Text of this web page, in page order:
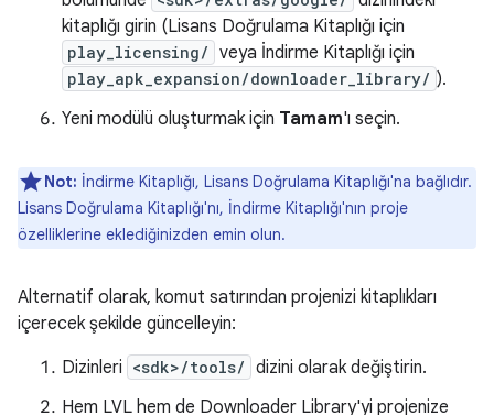
kitaplığı girin (Lisans Doğrulama Kitaplığı için
play_licensing/ veya İndirme Kitaplığı için
play_apk_expansion/downloader_library/ ).
Yeni modülü oluşturmak için Tamam'ı seçin.
Not: İndirme Kitaplığı, Lisans Doğrulama Kitaplığı'na bağlıdır.
Lisans Doğrulama Kitaplığı'nı, İndirme Kitaplığı'nın proje
özelliklerine eklediğinizden emin olun.
Alternatif olarak, komut satırından projenizi kitaplıkları
içerecek şekilde güncelleyin:
Dizinleri <sdk>/tools/ dizini olarak değiştirin.
Hem LVL hem de Downloader Library'yi projenize